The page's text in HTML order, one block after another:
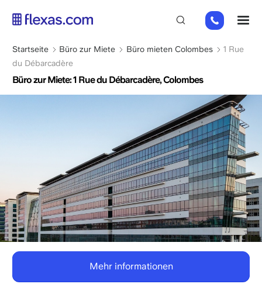
zum
01
82
88
Pfadnavigation
Startseite Büro zur Miete Büro mieten Colombes
1 Rue
du Débarcadère
Büro zur Miete: 1 Rue du Débarcadère, Colombes
Mehr informationen